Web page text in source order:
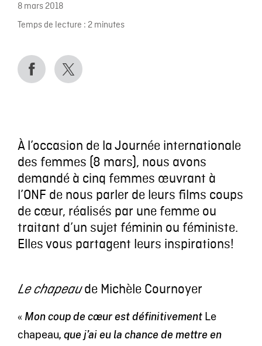
8 mars 2018
Temps de lecture : 2 minutes
À l’occasion de la Journée internationale
des femmes (8 mars), nous avons
demandé à cinq femmes œuvrant à
l’ONF de nous parler de leurs films coups
de cœur, réalisés par une femme ou
traitant d’un sujet féminin ou féministe.
Elles vous partagent leurs inspirations!
Le chapeaude Michèle Cournoyer
« Mon coup de cœur est définitivement Le
chapeau, que j’ai eu la chance de mettre en